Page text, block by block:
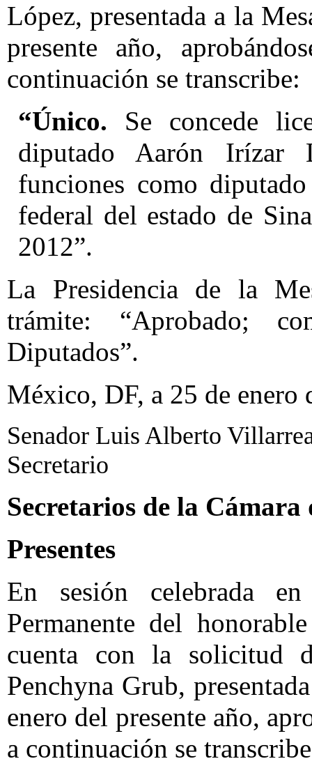
López, presentada a la
presente año,
continuación se transcribe:
“Único. Se concede
diputado Aarón Irízar
funciones como
federal del estado de
2012”.
La Presidencia de la
trámite: “Aprobado;
Diputados”.
México, DF, a 25 de enero
Senador Luis Alberto
Secretario
Secretarios de la Cámara
Presentes
En sesión celebrada
Permanente del
cuenta con la solicitud
Penchyna Grub,
enero del presente año,
a continuación se